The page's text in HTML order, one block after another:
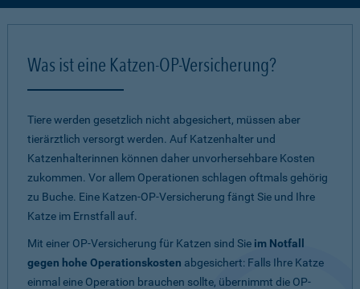
Was ist eine Katzen-OP-Versicherung?
Tiere werden gesetzlich nicht abgesichert, müssen aber
tierärztlich versorgt werden. Auf Katzenhalter und
Katzenhalterinnen können daher unvorhersehbare Kosten
zukommen. Vor allem Operationen schlagen oftmals gehörig
zu Buche. Eine Katzen-OP-Versicherung fängt Sie und Ihre
Katze im Ernstfall auf.
Mit einer OP-Versicherung für Katzen sind Sie im Notfall
gegen hohe Operationskosten abgesichert: Falls Ihre Katze
einmal eine Operation brauchen sollte, übernimmt die OP-